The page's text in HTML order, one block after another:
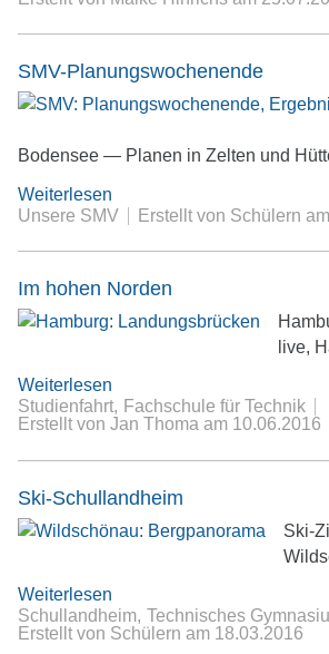
SMV-Planungswochenende
Bodensee — Planen in Zelten und
Weiterlesen
Unsere SMV
Erstellt von Schülern am
Im hohen Norden
live,
Weiterlesen
Studienfahrt
Fachschule für Technik
Erstellt von Jan Thoma am 10.06.2016
Ski-Schullandheim
Ski-
Weiterlesen
Schullandheim Technisches
Erstellt von Schülern am 18.03.2016